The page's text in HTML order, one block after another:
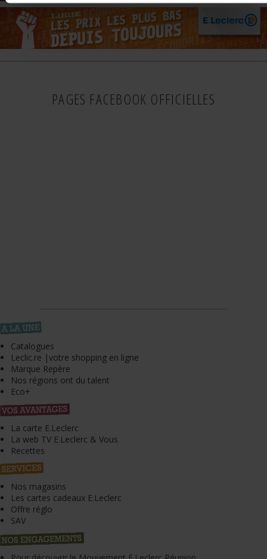
PAGES FACEBOOK OFFICIELLES
Catalogues
Leclic.re |votre shopping en ligne
Marque Repère
Nos régions ont du talent
Eco+
La carte E.Leclerc
La web TV E.Leclerc & Vous
Recettes
Nos magasins
Les cartes cadeaux E.Leclerc
Offre réglo
SAV